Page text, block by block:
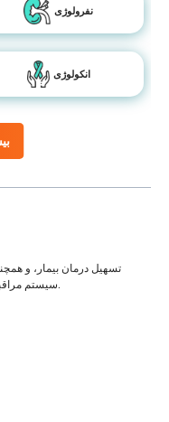
نفرولوژی
انکولوژی
تسهیل درمان بیمار، و
سیستم مراقبت از بیمار و شفافیت در هر مرحله از سفر درمان.